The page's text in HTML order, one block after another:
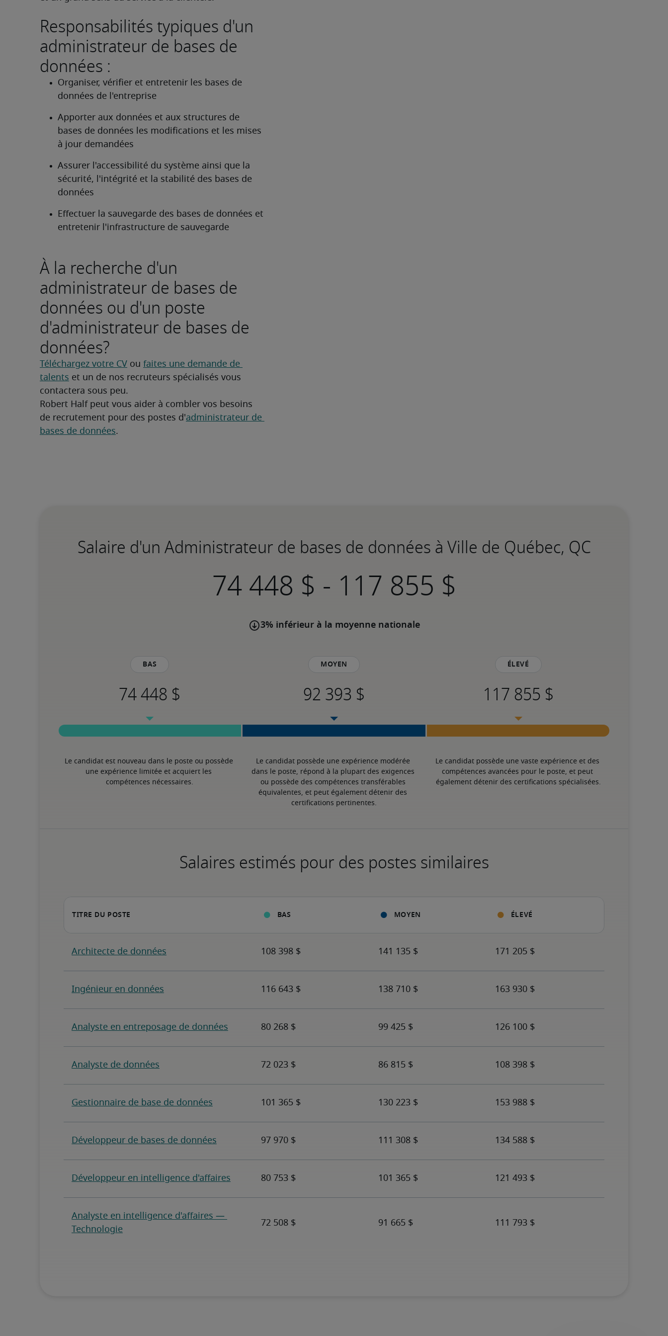
Responsabilités typiques d'un
administrateur de bases de
données :
Organiser, vérifier et entretenir les bases de
données de l'entreprise
Apporter aux données et aux structures de
bases de données les modifications et les mises
à jour demandées
Assurer l'accessibilité du système ainsi que la
sécurité, l'intégrité et la stabilité des bases de
données
Effectuer la sauvegarde des bases de données et
entretenir l'infrastructure de sauvegarde
À la recherche d'un
administrateur de bases de
données ou d'un poste
d'administrateur de bases de
données?
Téléchargez votre CV ou faites une demande de
talents et un de nos recruteurs spécialisés vous
contactera sous peu.
Robert Half peut vous aider à combler vos besoins
de recrutement pour des postes d'administrateur de
bases de données.
Salaire d'un Administrateur de bases de données à Ville de Québec, QC
-
3% inférieur à la moyenne nationale
Bas
Le candidat est nouveau dans le poste ou possède
une expérience limitée et acquiert les
compétences nécessaires.
Moyen
Le candidat possède une expérience modérée
dans le poste, répond à la plupart des exigences
ou possède des compétences transférables
équivalentes, et peut également détenir des
certifications pertinentes.
Élevé
Le candidat possède une vaste expérience et des
compétences avancées pour le poste, et peut
également détenir des certifications spécialisées.
Salaires estimés pour des postes similaires